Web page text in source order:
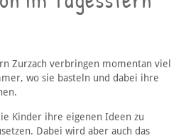
Zurzach verbringen momentan viel
wo sie basteln und dabei ihre
Kinder ihre eigenen Ideen zu
Dabei wird aber auch das